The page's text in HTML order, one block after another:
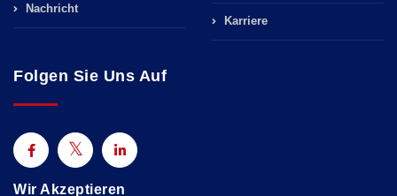
Nachricht
Karriere
Folgen Sie Uns Auf
Wir Akzeptieren